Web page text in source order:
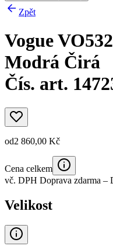
Zpět
Vogue
Modrá Čirá
Čís. art.
od2 860,00 Kč
Cena celkem
vč. DPH Doprava zdarma –
Velikost